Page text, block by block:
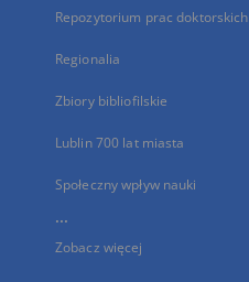
Repozytorium prac doktorskich
Regionalia
Zbiory bibliofilskie
Lublin 700 lat miasta
Społeczny wpływ nauki
...
Zobacz więcej